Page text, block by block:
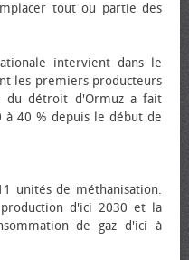
tout ou partie des
intervient dans le
les premiers producteurs
du détroit d'Ormuz a fait
à 40 % depuis le début de
unités de méthanisation.
d'ici 2030 et la
de gaz d'ici à